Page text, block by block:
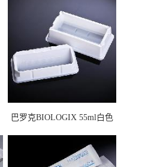
巴罗克BIOLOGIX 55ml白色
马射线灭菌25-0051